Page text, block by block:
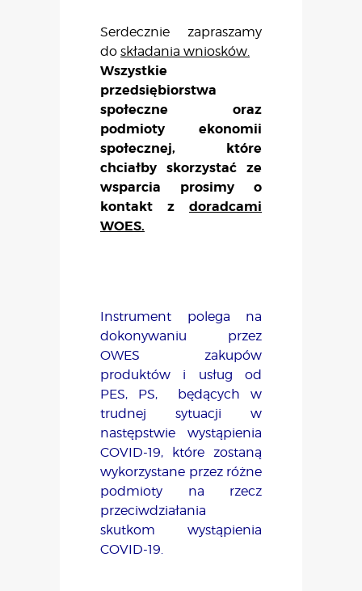
Serdecznie zapraszamy
do składania wniosków.
Wszystkie
przedsiębiorstwa
społeczne oraz
podmioty ekonomii
społecznej, które
chciałby skorzystać ze
wsparcia prosimy o
kontakt z doradcami
WOES.
Instrument polega na
dokonywaniu przez
OWES zakupów
produktów i usług od
PES, PS, będących w
trudnej sytuacji w
następstwie wystąpienia
COVID-19, które zostaną
wykorzystane przez różne
podmioty na rzecz
przeciwdziałania
skutkom wystąpienia
COVID-19.